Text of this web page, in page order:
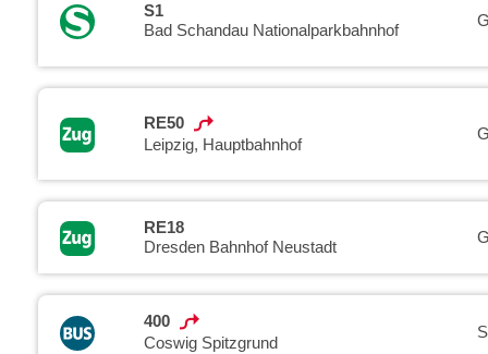
S1
Bad Schandau Nationalparkbahnhof
RE50
Leipzig, Hauptbahnhof
RE18
Dresden Bahnhof Neustadt
400
Coswig Spitzgrund